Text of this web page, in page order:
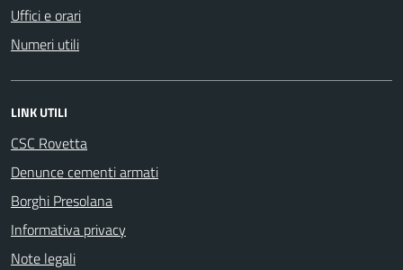
Uffici e orari
Numeri utili
LINK UTILI
CSC Rovetta
Denunce cementi armati
Borghi Presolana
Informativa privacy
Note legali